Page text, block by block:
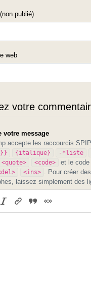
publié)
web
votre
votre message
accepte les raccourcis SPIP
{italique} -*liste
<quote> <code> et le code
<ins>
. Pour créer des
laissez simplement des